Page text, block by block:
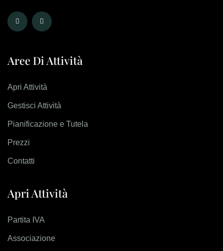
Aree Di Attività
Apri Attività
Gestisci Attività
Pianificazione e Tutela
Prezzi
Contatti
Apri Attività
Partita IVA
Associazione